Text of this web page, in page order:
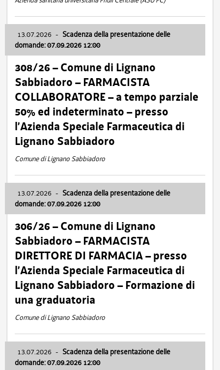
13.07.2026 - Scadenza della presentazione delle
domande: 07.09.2026 12:00
308/26 – Comune di Lignano
Sabbiadoro – FARMACISTA
COLLABORATORE – a tempo parziale
50% ed indeterminato – presso
l’Azienda Speciale Farmaceutica di
Lignano Sabbiadoro
Comune di Lignano Sabbiadoro
13.07.2026 - Scadenza della presentazione delle
domande: 07.09.2026 12:00
306/26 – Comune di Lignano
Sabbiadoro – FARMACISTA
DIRETTORE DI FARMACIA – presso
l’Azienda Speciale Farmaceutica di
Lignano Sabbiadoro – Formazione di
una graduatoria
Comune di Lignano Sabbiadoro
13.07.2026 - Scadenza della presentazione delle
domande: 07.09.2026 12:00